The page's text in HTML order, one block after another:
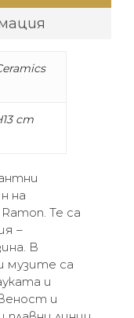
cm
на
Те са
–
В
музите са
и
и